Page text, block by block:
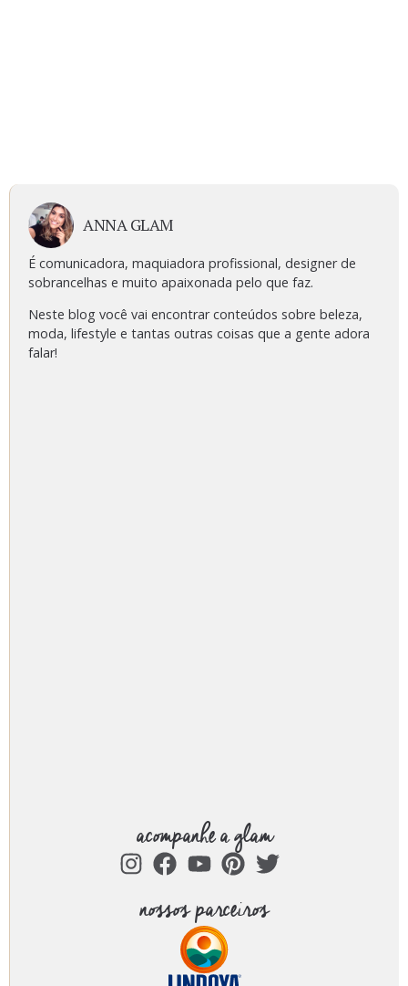
ANNA GLAM
É comunicadora, maquiadora profissional, designer de
sobrancelhas e muito apaixonada pelo que faz.
Neste blog você vai encontrar conteúdos sobre beleza,
moda, lifestyle e tantas outras coisas que a gente adora
falar!
acompanhe a glam
nossos parceiros